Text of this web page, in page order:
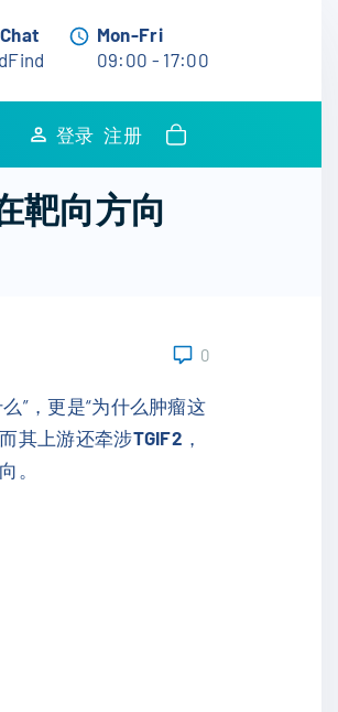
Mon-Fri
09:00 - 17:00
登录 注册
靶向方向
0
”，更是“为什么肿瘤这
其上游还牵涉TGIF2 ，
。